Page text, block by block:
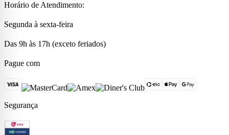
Horário de Atendimento:
Segunda à sexta-feira
Das 9h às 17h (exceto feriados)
Pague com
Segurança